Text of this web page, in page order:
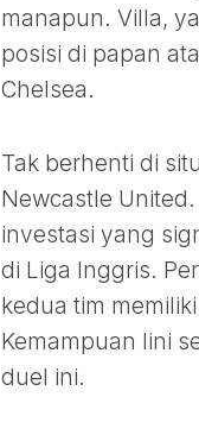
manapun. Villa,
posisi di papan
Chelsea.
Tak berhenti di
Newcastle
investasi yang
di Liga Inggris.
kedua tim
Kemampuan lini
duel ini.